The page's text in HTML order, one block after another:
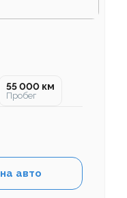
55 000 км
Пробег
авто